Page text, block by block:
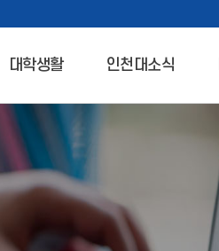
대학생활 인천대소식